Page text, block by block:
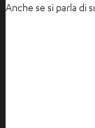
Anche se si parla di